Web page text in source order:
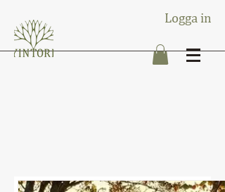
Logga in